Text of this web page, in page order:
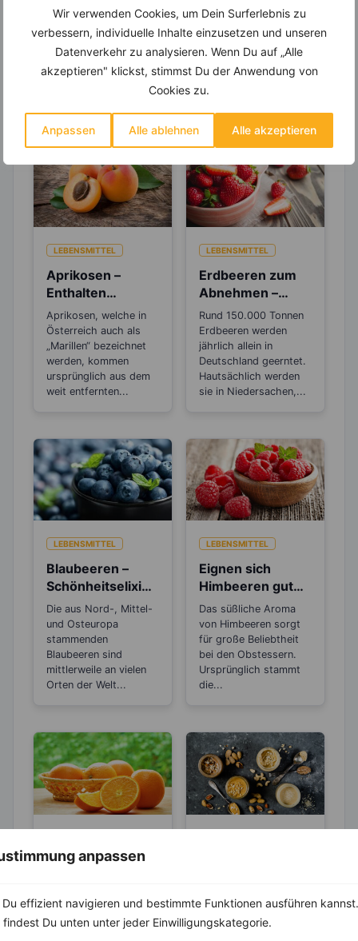
Wir verwenden Cookies, um Dein Surferlebnis zu
verbessern, individuelle Inhalte einzusetzen und unseren
Datenverkehr zu analysieren. Wenn Du auf „Alle
akzeptieren" klickst, stimmst Du der Anwendung von
Cookies zu.
Anpassen Alle ablehnen Alle akzeptieren
anpassen
effizient navigieren und bestimmte Funktionen ausführen
Du unten unter jeder Einwilligungskategorie.
Erfahre mehr über die Zutaten
dieses Rezepts
LEBENSMITTEL
Aprikosen –
Enthalten
reichlich vom
Super-
Pflanzenstoff
Beta Carotin
Aprikosen, welche in
Österreich auch als
„Marillen“ bezeichnet
werden, kommen
ursprünglich aus dem
weit entfernten...
LEBENSMITTEL
Erdbeeren zum
Abnehmen –
Wusstest du, das
sie botanisch
gesehen Nüsse
sind?
Rund 150.000 Tonnen
Erdbeeren werden
jährlich allein in
Deutschland geerntet.
Hautsächlich werden
sie in Niedersachen,...
LEBENSMITTEL
Blaubeeren –
Schönheitselixier
für die Haut und
gut beim
Abnehmen
Die aus Nord-, Mittel-
und Osteuropa
stammenden
Blaubeeren sind
mittlerweile an vielen
Orten der Welt...
LEBENSMITTEL
Eignen sich
Himbeeren gut
zum Abnehmen?
Das süßliche Aroma
von Himbeeren sorgt
für große Beliebtheit
bei den Obstessern.
Ursprünglich stammt
die...
Die Orange – Der
Booster für die
kalte Jahreszeit
Ursprünglich stammen
Orangen aus dem weit
Nussmus
Nussmus ist an
Einsatzmöglichkeiten